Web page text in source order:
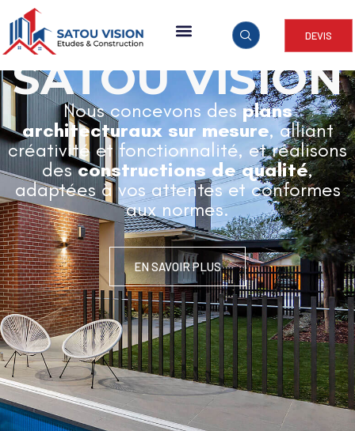
DEVIS
ARCHITECTURE & CONSTRUCTION
SATOU VISION
Nous concevons desplans
architecturaux sur mesure, alliant
créativité et fonctionnalité, et réalisons
desconstructions de qualité,
adaptées à vos attentes et conformes
aux normes.
EN SAVOIR PLUS